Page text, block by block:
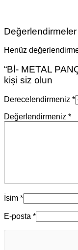
Değerlendirmeler
Henüz
“Bİ- METAL
kişi siz olun
Derecelendirmeniz *
Değerlendirmeniz *
İsim *
E-posta *